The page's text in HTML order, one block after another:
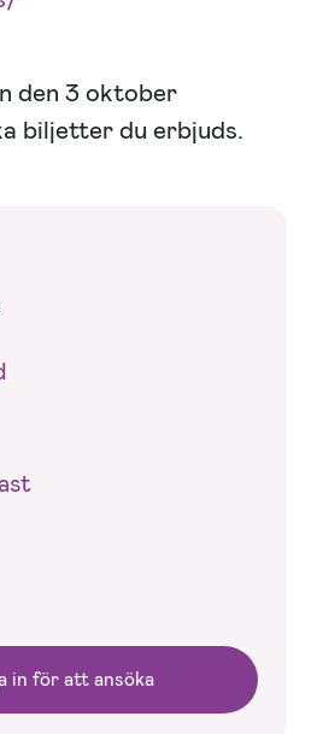
den 3 oktober
biljetter du erbjuds.
in för att ansöka